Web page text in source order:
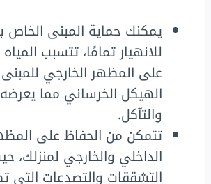
يمكنك حماية المبنى
للانهيار تمامًا، تتسبب
على المظهر الخارجي
الهيكل الخرساني مما يعرضه
والتآكل.
تتمكن من الحفاظ على
الداخلي والخارجي لمنزلك،
التشققات والتصدعات